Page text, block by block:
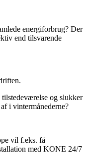
energiforbrug? Der
end tilsvarende
tilstedeværelse og slukker
i vintermånederne?
vil f.eks. få
med KONE 24/7